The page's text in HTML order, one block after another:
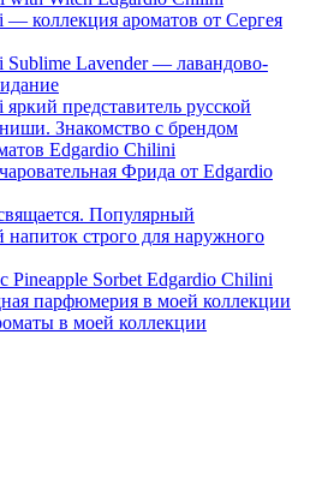
— коллекция ароматов от Сергея
Sublime Lavender — лавандово-
представитель русской
Знакомство с брендом
Edgardio Chilini
Фрида от Edgardio
Популярный
строго для наружного
Pineapple Sorbet Edgardio Chilini
парфюмерия в моей коллекции
в моей коллекции